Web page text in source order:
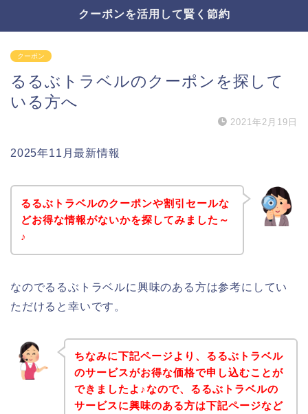
クーポンを活用して賢く節約
クーポン
るるぶトラベルのクーポンを探して
いる方へ
2021年2月19日
2025年11月最新情報
るるぶトラベルのクーポンや割引セールな
どお得な情報がないかを探してみました～
♪
なのでるるぶトラベルに興味のある方は参考にしてい
ただけると幸いです。
ちなみに下記ページより、るるぶトラベル
のサービスがお得な価格で申し込むことが
できましたよ♪なので、るるぶトラベルの
サービスに興味のある方は下記ページなど